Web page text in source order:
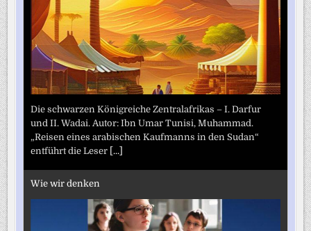
Die schwarzen Königreiche Zentralafrikas – I. Darfur
und II. Wadai. Autor: Ibn Umar Tunisi, Muhammad.
„Reisen eines arabischen Kaufmanns in den Sudan“
entführt die Leser [...]
Wie wir denken